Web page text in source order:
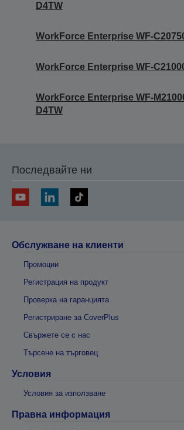
D4TW
WorkForce Enterprise WF-
WorkForce Enterprise WF-
WorkForce Enterprise WF-
D4TW
Последвайте ни
Обслужване на клиенти
Промоции
Регистрация на продукт
Проверка на гаранцията
Регистриране за CoverPlus
Свържете се с нас
Търсене на търговец
Условия
Условия за използване
Правна информация